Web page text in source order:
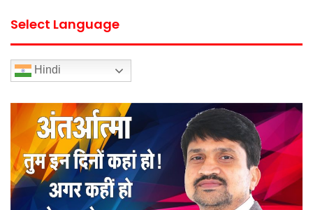
Select Language
Hindi